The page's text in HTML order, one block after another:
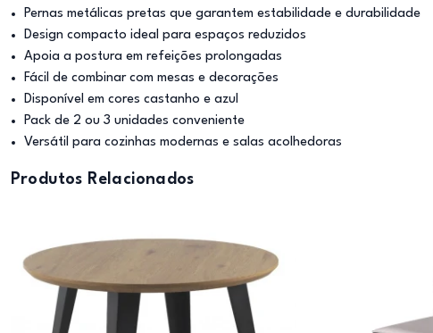
Pernas metálicas pretas que garantem estabilidade e durabilidade
Design compacto ideal para espaços reduzidos
Apoia a postura em refeições prolongadas
Fácil de combinar com mesas e decorações
Disponível em cores castanho e azul
Pack de 2 ou 3 unidades conveniente
Versátil para cozinhas modernas e salas acolhedoras
Produtos Relacionados